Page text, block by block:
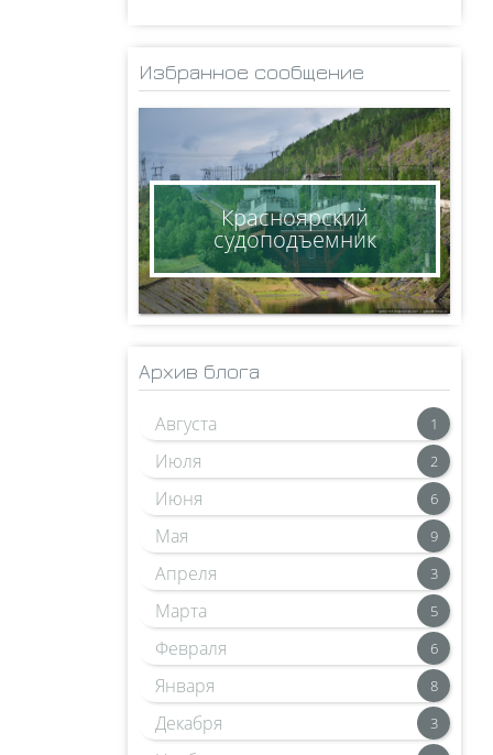
КСЕНОФОНТОВ
ksen_nm@mail.ru
Избранное сообщение
Красноярский
судоподъемник
Архив блога
Августа 1
Июля 2
Июня 6
Мая 9
Апреля 3
Марта 5
Февраля 6
Января 8
Декабря 3